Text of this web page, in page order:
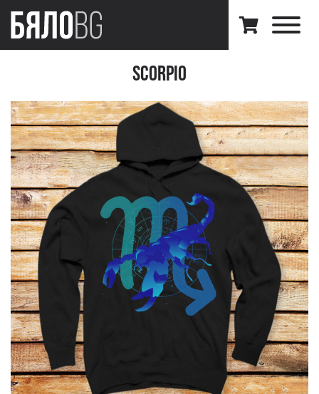
Scorpio